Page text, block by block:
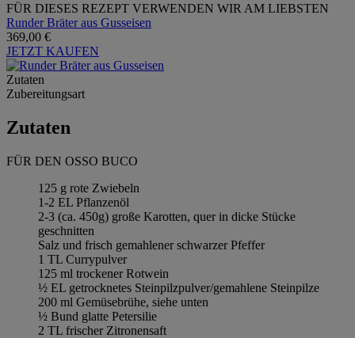
FÜR DIESES REZEPT VERWENDEN WIR AM LIEBSTEN
Runder Bräter aus Gusseisen
369,00 €
JETZT KAUFEN
Zutaten
Zubereitungsart
Zutaten
FÜR DEN OSSO BUCO
125 g rote Zwiebeln
1-2 EL Pflanzenöl
2-3 (ca. 450g) große Karotten, quer in dicke Stücke
geschnitten
Salz und frisch gemahlener schwarzer Pfeffer
1 TL Currypulver
125 ml trockener Rotwein
½ EL getrocknetes Steinpilzpulver/gemahlene Steinpilze
200 ml Gemüsebrühe, siehe unten
½ Bund glatte Petersilie
2 TL frischer Zitronensaft